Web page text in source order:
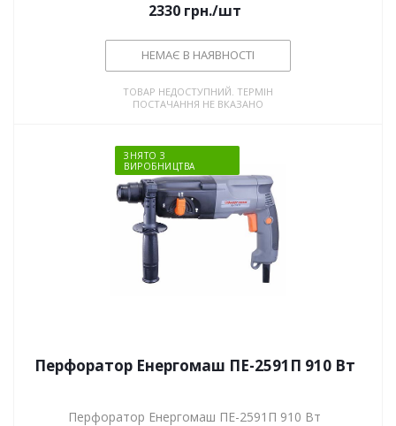
2330 грн./шт
НЕМАЄ В НАЯВНОСТІ
ТОВАР НЕДОСТУПНИЙ. ТЕРМІН
ПОСТАЧАННЯ НЕ ВКАЗАНО
ЗНЯТО З
ВИРОБНИЦТВА
Перфоратор Енергомаш ПЕ-2591П 910 Вт
Перфоратор Енергомаш ПЕ-2591П 910 Вт